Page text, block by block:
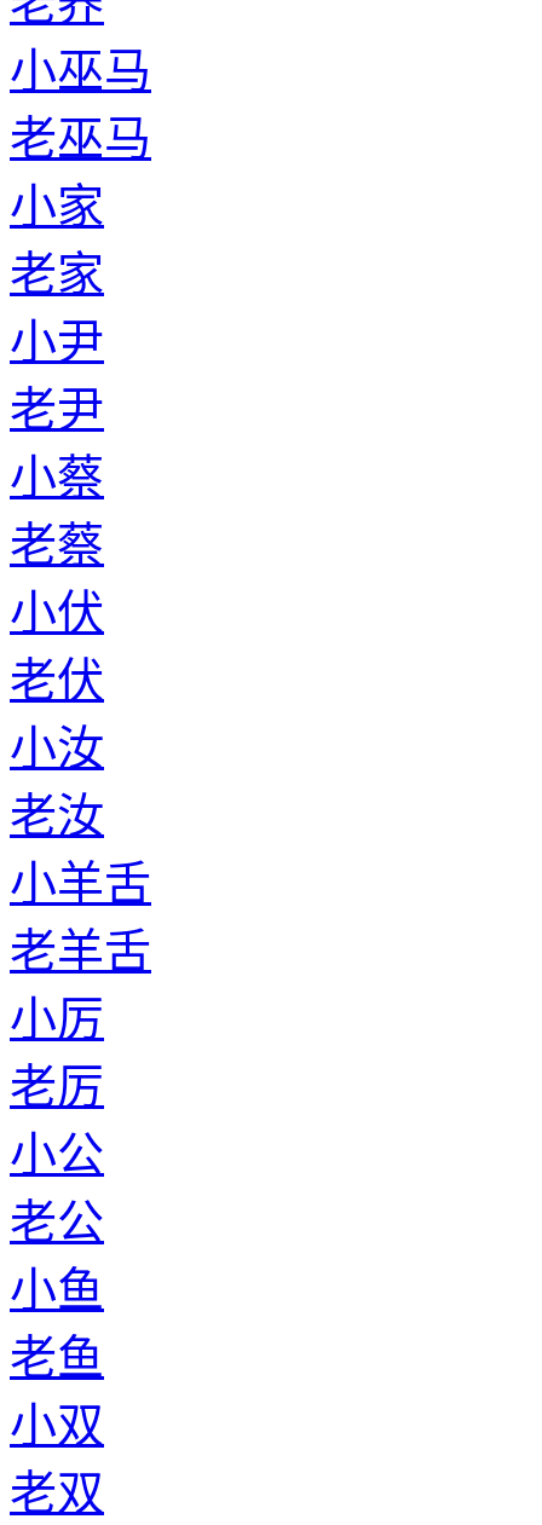
小巫马
老巫马
小家
老家
小尹
老尹
小蔡
老蔡
小伏
老伏
小汝
老汝
小羊舌
老羊舌
小厉
老厉
小公
老公
小鱼
老鱼
小双
老双